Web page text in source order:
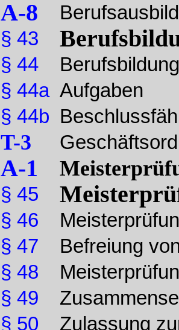
A-8
§ 43
§ 44
§ 44a
§ 44b
T-3
A-1
§ 45
§ 46
§ 47
§ 48
§ 49
§ 50
Aufgaben
Befreiung
Zulassung